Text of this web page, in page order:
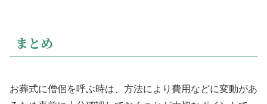
まとめ
お葬式に僧侶を呼ぶ時は、方法により費用などに変動があ